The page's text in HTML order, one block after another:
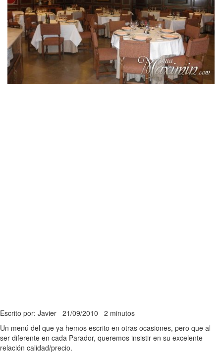
Escrito por: Javier 21/09/2010 2 minutos
Un menú del que ya hemos escrito en otras ocasiones, pero que al
ser diferente en cada Parador, queremos insistir en su excelente
relación calidad/precio.